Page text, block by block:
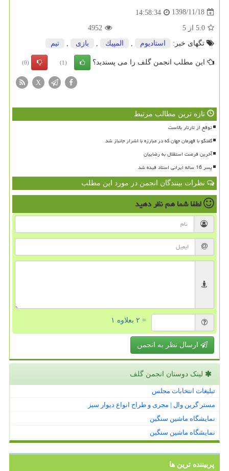
1398/11/18
14:58:34
5.0 از 5
4952
تگهای خبر:
استادیوم المپیك بازی تیم
این مطلب انجمن گلف را می پسندید؟ (1)
(0)
X
تازه ترین مطالب مرتبط
توقع از تارتار بالاست
گفتگو با قهرمان جهان که در مبارزه با اشرار جانباز شد
آخرین فرصت استقلال به رضاییان
پسر 16 ساله ایرانی استاد فیده شد
نظرات بینندگان انجمن در مورد این مطلب
لطفا شما همنظر دهید
= ۲ بعلاوه ۱
ارسال نظر به انجمن
لینک دوستان انجمن گلف
تبلیغات انتخابات مجلس
مستر گرین وال | مجری و طراح انواع دیوار سبز
نمایشگاه ماشین سنگین
نمایشگاه ماشین سنگین
پربیننده ترین ها